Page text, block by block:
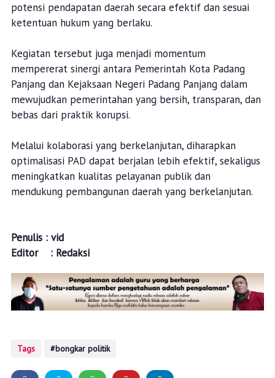
potensi pendapatan daerah secara efektif dan sesuai
ketentuan hukum yang berlaku.
Kegiatan tersebut juga menjadi momentum
mempererat sinergi antara Pemerintah Kota Padang
Panjang dan Kejaksaan Negeri Padang Panjang dalam
mewujudkan pemerintahan yang bersih, transparan, dan
bebas dari praktik korupsi.
Melalui kolaborasi yang berkelanjutan, diharapkan
optimalisasi PAD dapat berjalan lebih efektif, sekaligus
meningkatkan kualitas pelayanan publik dan
mendukung pembangunan daerah yang berkelanjutan.
Penulis : vid
Editor : Redaksi
Tags bongkar politik